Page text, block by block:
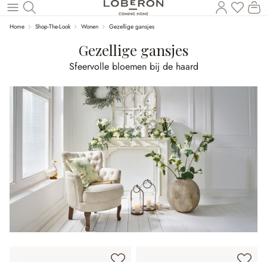
Naar de hoofdinhoud
U
Home Shop-The-Look Wonen Gezellige gansjes
Gezellige gansjes
Sfeervolle bloemen bij de haard